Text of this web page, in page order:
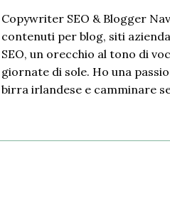
Copywriter SEO & Blogger
contenuti per blog, siti
SEO, un orecchio al tono di
giornate di sole. Ho una
birra irlandese e camminare